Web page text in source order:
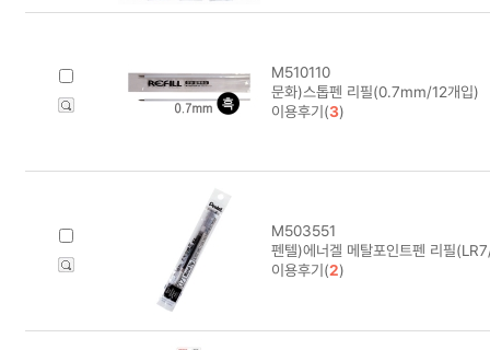
M510110
문화)스톱펜 리필(0.7mm/12개입)
이용후기(3)
M503551
펜텔)에너겔 메탈포인트펜 리필
이용후기(2)